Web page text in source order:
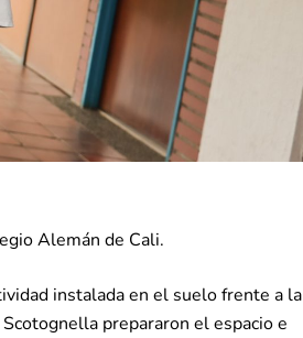
Alemán de Cali.
instalada en el suelo frente a la
prepararon el espacio e